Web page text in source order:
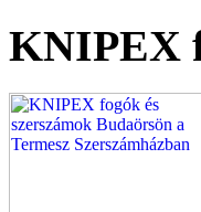
KNIPEX